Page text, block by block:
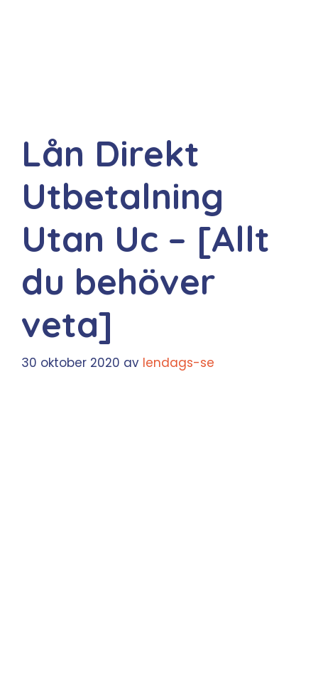
Lån Direkt
Utbetalning
Utan Uc – [Allt
du behöver
veta]
30 oktober 2020 av lendags-se